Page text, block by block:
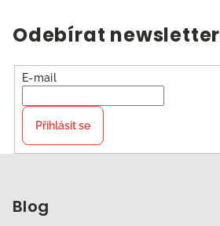
Odebírat newsletter
E-mail
Přihlásit se
Blog